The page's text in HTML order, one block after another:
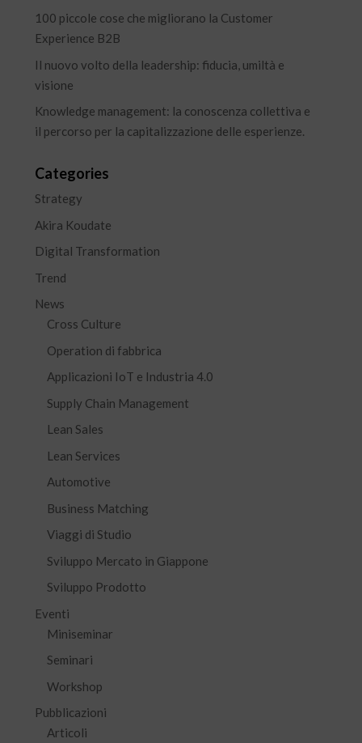
100 piccole cose che migliorano la Customer
Experience B2B
Il nuovo volto della leadership: fiducia, umiltà e
visione
Knowledge management: la conoscenza collettiva e
il percorso per la capitalizzazione delle esperienze.
Categories
Strategy
Akira Koudate
Digital Transformation
Trend
News
Cross Culture
Operation di fabbrica
Applicazioni IoT e Industria 4.0
Supply Chain Management
Lean Sales
Lean Services
Automotive
Business Matching
Viaggi di Studio
Sviluppo Mercato in Giappone
Sviluppo Prodotto
Eventi
Miniseminar
Seminari
Workshop
Pubblicazioni
Articoli